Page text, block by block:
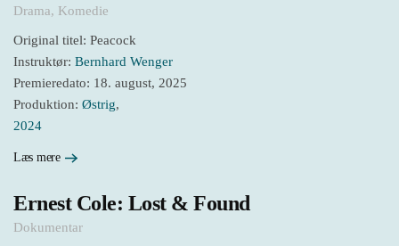
Drama, Komedie
Original titel: Peacock
Instruktør: Bernhard Wenger
Premieredato: 18. august, 2025
Produktion: Østrig,
2024
Læs mere
Ernest Cole: Lost & Found
Dokumentar